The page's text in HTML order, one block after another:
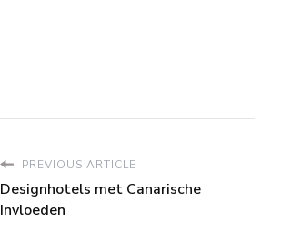
PREVIOUS ARTICLE
Designhotels met Canarische
Invloeden